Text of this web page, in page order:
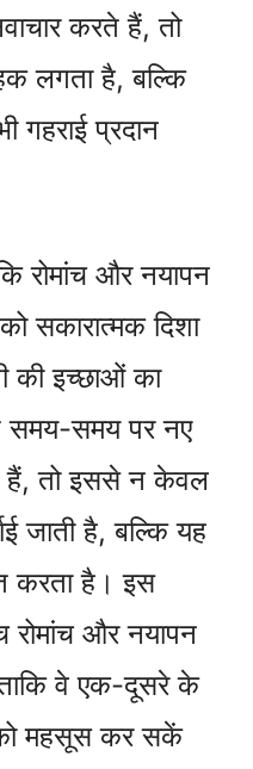
करते हैं, तो
लगता है, बल्कि
प्रदान
रोमांच और नयापन
सकारात्मक दिशा
की इच्छाओं का
समय-समय पर नए
हैं, तो इससे न केवल
जाती है, बल्कि यह
करता है। इस
रोमांच और नयापन
वे एक-दूसरे के
को महसूस कर सकें